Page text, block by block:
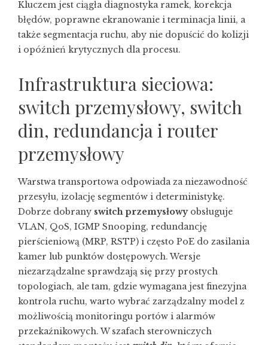
Kluczem jest ciągła diagnostyka ramek, korekcja
błędów, poprawne ekranowanie i terminacja linii, a
także segmentacja ruchu, aby nie dopuścić do kolizji
i opóźnień krytycznych dla procesu.
Infrastruktura sieciowa:
switch przemysłowy, switch
din, redundancja i router
przemysłowy
Warstwa transportowa odpowiada za niezawodność
przesyłu, izolację segmentów i deterministykę.
Dobrze dobrany switch przemysłowyobsługuje
VLAN, QoS, IGMP Snooping, redundancję
pierścieniową (MRP, RSTP) i często PoE do zasilania
kamer lub punktów dostępowych. Wersje
niezarządzalne sprawdzają się przy prostych
topologiach, ale tam, gdzie wymagana jest finezyjna
kontrola ruchu, warto wybrać zarządzalny model z
możliwością monitoringu portów i alarmów
przekaźnikowych. W szafach sterowniczych